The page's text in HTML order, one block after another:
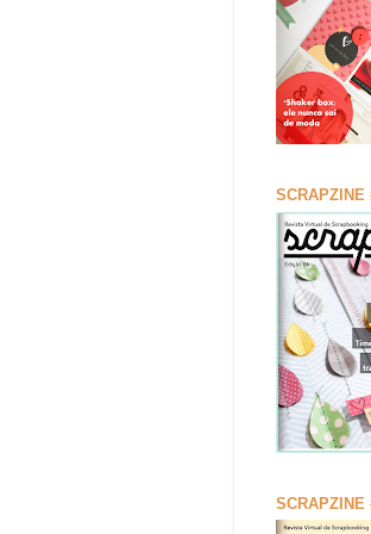
SCRAPZINE
SCRAPZINE